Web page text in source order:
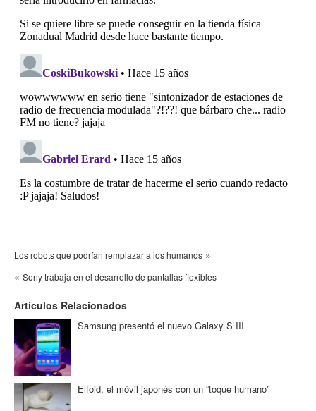
Los robots que podrían remplazar a los humanos »
« Sony trabaja en el desarrollo de pantallas flexibles
Artículos Relacionados
Samsung presentó el nuevo Galaxy S III
Elfoid, el móvil japonés con un “toque humano”